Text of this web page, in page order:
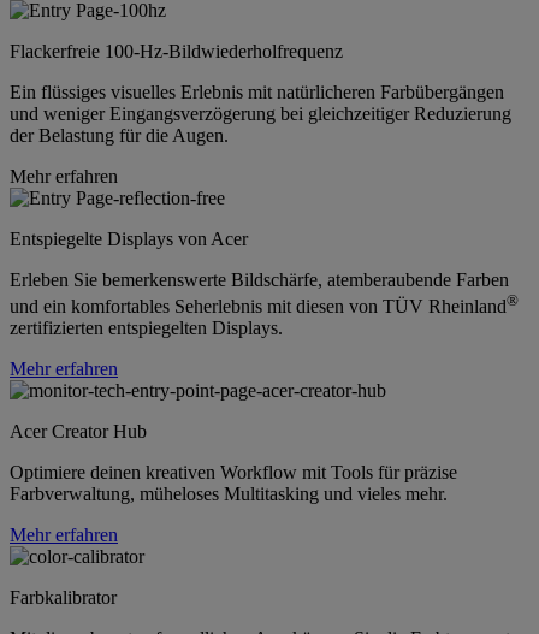
Flackerfreie 100-Hz-Bildwiederholfrequenz
Ein flüssiges visuelles Erlebnis mit natürlicheren Farbübergängen
und weniger Eingangsverzögerung bei gleichzeitiger Reduzierung
der Belastung für die Augen.
Mehr erfahren
Entspiegelte Displays von Acer
Erleben Sie bemerkenswerte Bildschärfe, atemberaubende Farben
und ein komfortables Seherlebnis mit diesen von TÜV Rheinland®
zertifizierten entspiegelten Displays.
Mehr erfahren
Acer Creator Hub
Optimiere deinen kreativen Workflow mit Tools für präzise
Farbverwaltung, müheloses Multitasking und vieles mehr.
Mehr erfahren
Farbkalibrator